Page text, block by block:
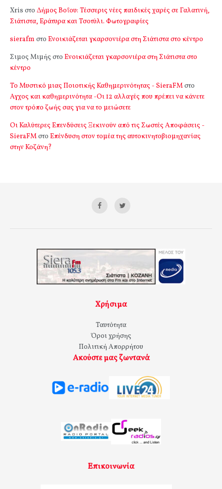
Xris στο Δήμος Βοΐου: Τέσσερις νέες παιδικές χαρές σε Γαλατινή,
Σιάτιστα, Εράτυρα και Τσοτύλι. Φωτογραφίες
sierafm στο Ενοικιάζεται γκαρσονιέρα στη Σιάτιστα στο κέντρο
Σιμος Μιμής στο Ενοικιάζεται γκαρσονιέρα στη Σιάτιστα στο
κέντρο
Το Μυστικό μιας Ποιοτικής Καθημερινότητας - SieraFMστο
Αγχος και καθημερινότητα -Οι 12 αλλαγές που πρέπει να κάνετε
στον τρόπο ζωής σας για να το μειώσετε
Οι Καλύτερες Επενδύσεις Ξεκινούν από τις Σωστές Αποφάσεις -
SieraFMστο Επένδυση στον τομέα της αυτοκινητοβιομηχανίας
στην Κοζάνη?
Χρήσιμα
Ταυτότητα
Όροι χρήσης
Πολιτική Απορρήτου
Ακούστε μας ζωντανά
Επικοινωνία